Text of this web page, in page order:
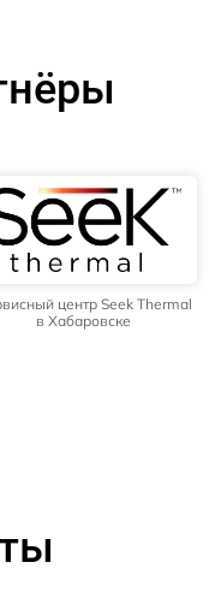
центр Seek Thermal
в Хабаровске